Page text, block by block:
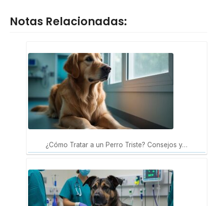
Notas Relacionadas:
¿Cómo Tratar a un Perro Triste? Consejos y…